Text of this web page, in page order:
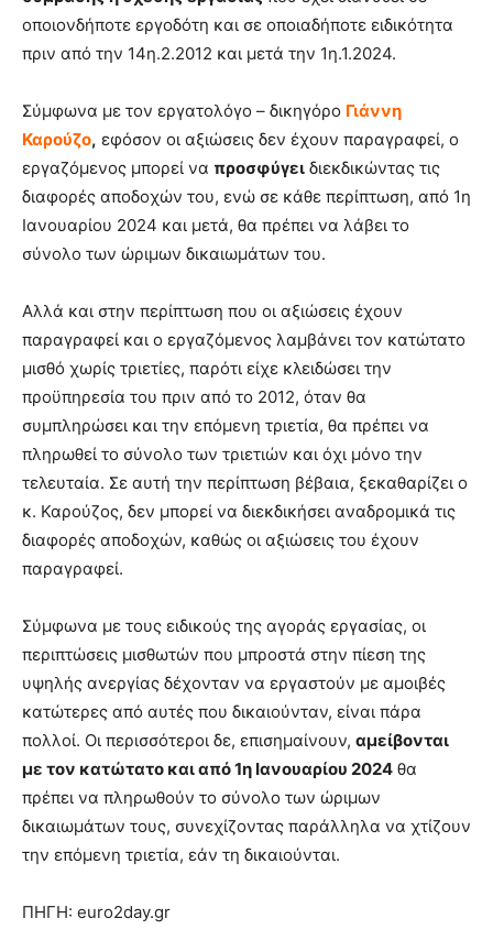
οποιονδήποτε εργοδότη και σε οποιαδήποτε ειδικότητα
πριν από την 14η.2.2012 και μετά την 1η.1.2024.
Σύμφωνα με τον εργατολόγο – δικηγόρο Γιάννη
Καρούζο, εφόσον οι αξιώσεις δεν έχουν παραγραφεί, ο
εργαζόμενος μπορεί να προσφύγει διεκδικώντας τις
διαφορές αποδοχών του, ενώ σε κάθε περίπτωση, από 1η
Ιανουαρίου 2024 και μετά, θα πρέπει να λάβει το
σύνολο των ώριμων δικαιωμάτων του.
Αλλά και στην περίπτωση που οι αξιώσεις έχουν
παραγραφεί και ο εργαζόμενος λαμβάνει τον κατώτατο
μισθό χωρίς τριετίες, παρότι είχε κλειδώσει την
προϋπηρεσία του πριν από το 2012, όταν θα
συμπληρώσει και την επόμενη τριετία, θα πρέπει να
πληρωθεί το σύνολο των τριετιών και όχι μόνο την
τελευταία. Σε αυτή την περίπτωση βέβαια, ξεκαθαρίζει ο
κ. Καρούζος, δεν μπορεί να διεκδικήσει αναδρομικά τις
διαφορές αποδοχών, καθώς οι αξιώσεις του έχουν
παραγραφεί.
Σύμφωνα με τους ειδικούς της αγοράς εργασίας, οι
περιπτώσεις μισθωτών που μπροστά στην πίεση της
υψηλής ανεργίας δέχονταν να εργαστούν με αμοιβές
κατώτερες από αυτές που δικαιούνταν, είναι πάρα
πολλοί. Οι περισσότεροι δε, επισημαίνουν, αμείβονται
με τον κατώτατο και από 1η Ιανουαρίου 2024 θα
πρέπει να πληρωθούν το σύνολο των ώριμων
δικαιωμάτων τους, συνεχίζοντας παράλληλα να χτίζουν
την επόμενη τριετία, εάν τη δικαιούνται.
ΠΗΓΗ: euro2day.gr